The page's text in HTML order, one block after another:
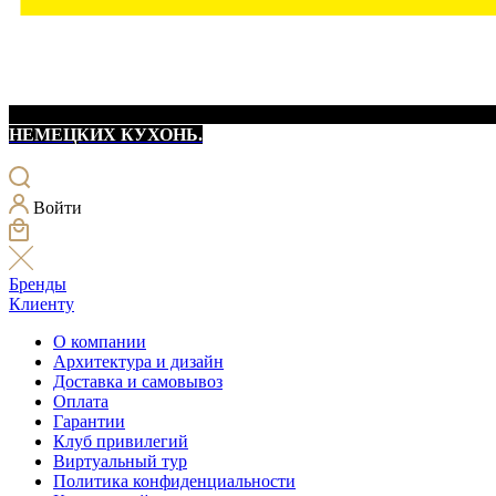
НЕМЕЦКИХ КУХОНЬ.
Войти
Бренды
Клиенту
О компании
Архитектура и дизайн
Доставка и самовывоз
Оплата
Гарантии
Клуб привилегий
Виртуальный тур
Политика конфиденциальности